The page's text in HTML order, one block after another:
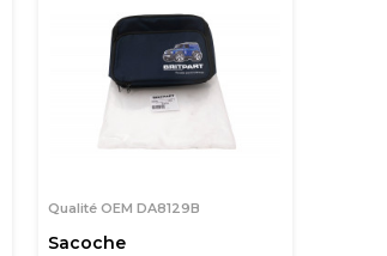
Qualité OEM DA8129B
Sacoche